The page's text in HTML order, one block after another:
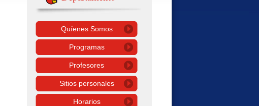
Quíenes Somos
Programas
Profesores
Sitios personales
Horarios